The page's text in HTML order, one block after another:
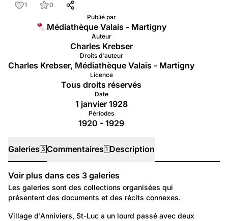
1
0
Publié par
Médiathèque Valais - Martigny
Auteur
Charles Krebser
Droits d'auteur
Charles Krebser, Médiathèque Valais - Martigny
Licence
Tous droits réservés
Date
1 janvier 1928
Périodes
1920 - 1929
Galeries 3 Commentaires 1 Description
Galeries
Voir plus dans ces 3 galeries
Les galeries sont des collections organisées qui
présentent des documents et des récits connexes.
Lieux: Valais
Village d'Anniviers, St-Luc a un lourd passé avec deux